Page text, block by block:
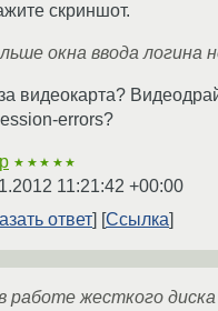
скриншот.
окна ввода логина
видеокарта?
errors?
★★★★★
11:21:42 +00:00
ответ
Ссылка
работе жесткого